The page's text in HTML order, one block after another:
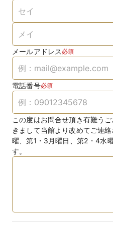
メールアドレス 必須
電話番号必須
この度はお問合せ頂き有難う
きまして当館より改めてご連
曜、第1・3月曜日、第2・4水
す。